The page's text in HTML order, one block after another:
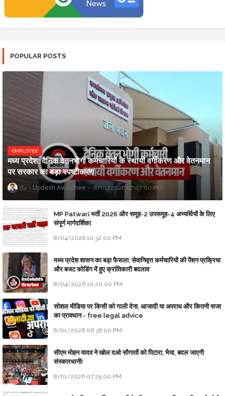
POPULAR POSTS
EMPLOYEE
मध्य प्रदेश: दैनिक वेतनभोगी कर्मचारियों के स्थायी वर्गीकरण और वेतनमान
पर सरकार का बड़ा स्पष्टीकरण
Updesh Awasthee 8/01/2026 07:07:00 PM
MP Patwari भर्ती 2026 और समूह-2 उपसमूह-4 अभ्यर्थियों के लिए
संपूर्ण मार्गदर्शिका
8/04/2026 10:32:00 PM
मध्य प्रदेश शासन का बड़ा फैसला: सेवानिवृत्त कर्मचारियों की पेंशन प्रक्रिया
और बजट कोडिंग में हुए क्रांतिकारी बदलाव
8/04/2026 10:20:00 PM
सोशल मीडिया पर किसी को गाली देना, आजादी या अपराध और कितनी सजा
का प्रावधान - free legal advice
8/01/2026 06:36:00 PM
सीएम मोहन यादव ने खोल दओ सौगातों को पिटारा, भैया, बदल जाएगी
संस्कारधानी!
8/01/2026 07:25:00 PM